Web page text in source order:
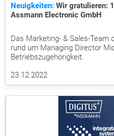
Neuigkeiten: Wir gratulieren:
Assmann Electronic GmbH
Das Marketing- & Sales-Team
rund um Managing Director
Betriebszugehörigkeit.
23.12.2022